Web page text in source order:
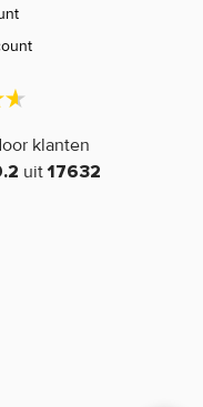
klanten
uit17632